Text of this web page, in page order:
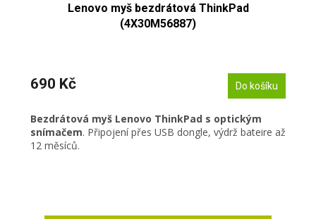
Lenovo myš bezdrátová ThinkPad
(4X30M56887)
690 Kč Do košíku
Bezdrátová myš Lenovo ThinkPad s optickým
snímačem. Připojení přes USB dongle, výdrž bateire až
12 měsíců.